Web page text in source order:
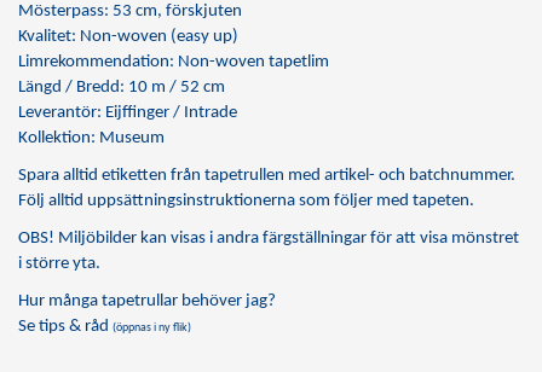
Mösterpass: 53 cm, förskjuten
Kvalitet: Non-woven (easy up)
Limrekommendation: Non-woven tapetlim
Längd / Bredd: 10 m / 52 cm
Leverantör: Eijffinger / Intrade
Kollektion: Museum
Spara alltid etiketten från tapetrullen med artikel- och batchnummer.
Följ alltid uppsättningsinstruktionerna som följer med tapeten.
OBS! Miljöbilder kan visas i andra färgställningar för att visa mönstret
i större yta.
Hur många tapetrullar behöver jag?
Se tips & råd (öppnas i ny flik)